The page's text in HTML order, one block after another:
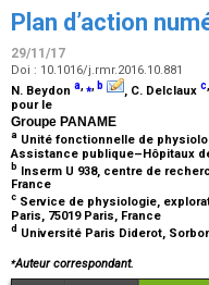
Plan d’action
29/11/17
Doi : 10.1016/j.rmr.2016.10.881
N. Beydon a,⁎, b , C. Delclaux c,
pour le
Groupe PANAME
a Unité fonctionnelle de
Assistance publique–Hôpitaux
b Inserm U 938, centre de
France
c Service de physiologie,
Paris, 75019 Paris, France
d Université Paris Diderot,
⁎Auteur correspondant.